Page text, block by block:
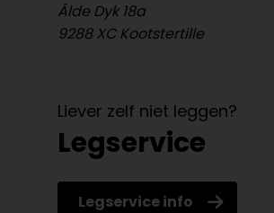
Âlde Dyk 18a
9288 XC Kootstertille
Liever zelf niet leggen?
Legservice
Legservice info